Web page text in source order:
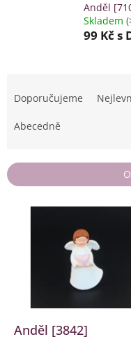
Anděl
Skladem
99 Kčs
p
r
Doporučujeme
Abecedně
d
Anděl [3842]